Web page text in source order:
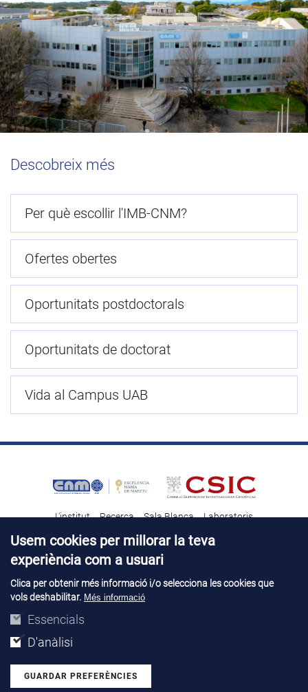
Descobreix més
Per què escollir l'IMB-CNM?
Ofertes obertes
Oportunitats postdoctorals
Oportunitats de doctorat
Vida al Campus UAB
L'institut Recerca Sala Blanca
Laboratoris
Transferència tecnològica
Notícies & Divulgació
Contacte Talent
Avís legal Perfil del contractant
Usem cookies per millorar la teva
experiència com a usuari
Clica per obtenir més informació i/o selecciona les cookies que
vols deshabilitar. Més informació
Essencials
D'anàlisi
GUARDAR PREFERÈNCIES